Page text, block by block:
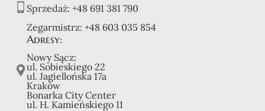
Sprzedaż: +48 691 381 790
Zegarmistrz: +48 603 035 854
Adresy:
Nowy Sącz:
ul. Sobieskiego 22
ul. Jagiellońska 17a
Kraków
Bonarka City Center
ul. H. Kamieńskiego 11